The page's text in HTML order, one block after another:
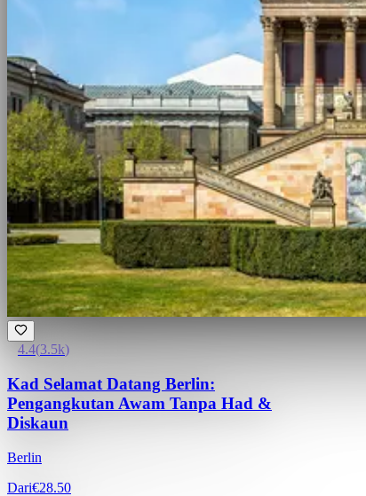
4.4(3.5k)
Kad Selamat Datang Berlin:
Pengangkutan Awam Tanpa Had &
Diskaun
Berlin
Dari€28.50